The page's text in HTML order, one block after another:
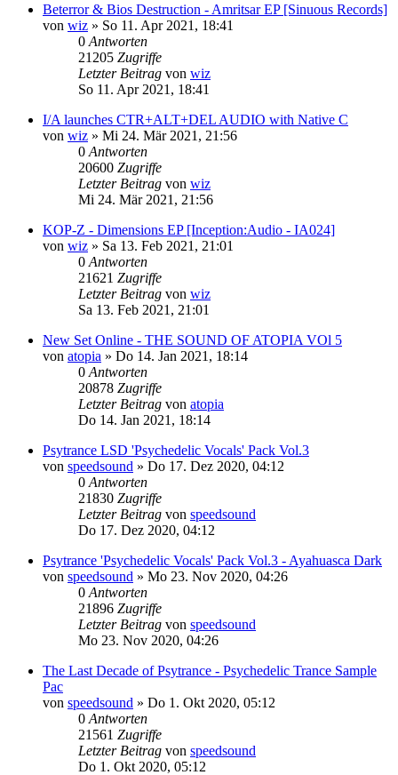
Beterror & Bios Destruction - Amritsar EP [Sinuous Records]
von wiz » So 11. Apr 2021, 18:41
0 Antworten
21205 Zugriffe
Letzter Beitrag von wiz
So 11. Apr 2021, 18:41
I/A launches CTR+ALT+DEL AUDIO with Native C
von wiz » Mi 24. Mär 2021, 21:56
0 Antworten
20600 Zugriffe
Letzter Beitrag von wiz
Mi 24. Mär 2021, 21:56
KOP-Z - Dimensions EP [Inception:Audio - IA024]
von wiz » Sa 13. Feb 2021, 21:01
0 Antworten
21621 Zugriffe
Letzter Beitrag von wiz
Sa 13. Feb 2021, 21:01
New Set Online - THE SOUND OF ATOPIA VOl 5
von atopia » Do 14. Jan 2021, 18:14
0 Antworten
20878 Zugriffe
Letzter Beitrag von atopia
Do 14. Jan 2021, 18:14
Psytrance LSD 'Psychedelic Vocals' Pack Vol.3
von speedsound » Do 17. Dez 2020, 04:12
0 Antworten
21830 Zugriffe
Letzter Beitrag von speedsound
Do 17. Dez 2020, 04:12
Psytrance 'Psychedelic Vocals' Pack Vol.3 - Ayahuasca Dark
von speedsound » Mo 23. Nov 2020, 04:26
0 Antworten
21896 Zugriffe
Letzter Beitrag von speedsound
Mo 23. Nov 2020, 04:26
The Last Decade of Psytrance - Psychedelic Trance Sample
Pac
von speedsound » Do 1. Okt 2020, 05:12
0 Antworten
21561 Zugriffe
Letzter Beitrag von speedsound
Do 1. Okt 2020, 05:12